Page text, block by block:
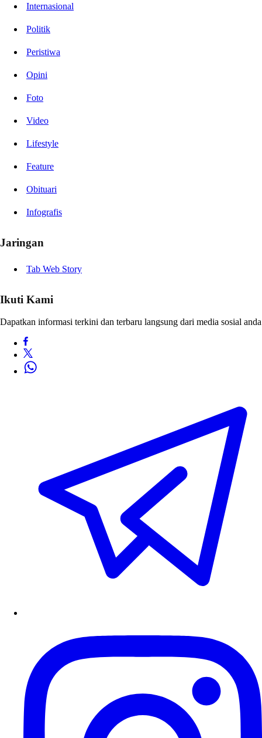
Internasional
Politik
Peristiwa
Opini
Foto
Video
Lifestyle
Feature
Obituari
Infografis
Jaringan
Tab Web Story
Ikuti Kami
Dapatkan informasi terkini dan terbaru langsung dari media sosial anda